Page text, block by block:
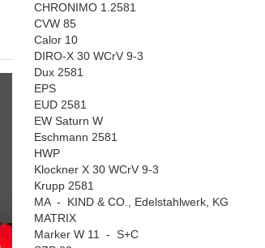
CHRONIMO 1.2581
CVW 85
Calor 10
DIRO-X 30 WCrV 9-3
Dux 2581
EPS
EUD 2581
EW Saturn W
Eschmann 2581
HWP
Klockner X 30 WCrV 9-3
Krupp 2581
MA - KIND & CO., Edelstahlwerk, KG
MATRIX
Marker W 11 - S+C